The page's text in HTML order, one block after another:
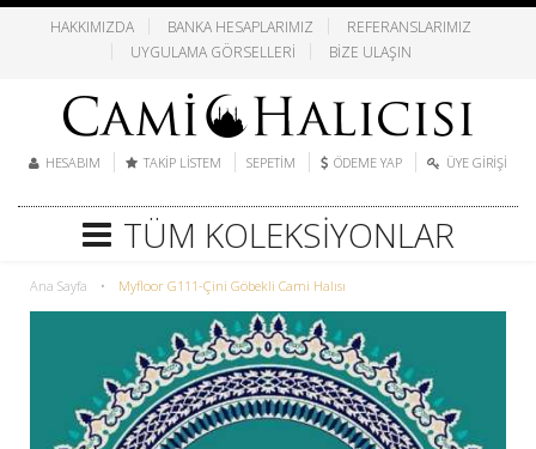
HAKKIMIZDA BANKA HESAPLARIMIZ
REFERANSLARIMIZ
UYGULAMA GÖRSELLERI
BIZE ULAŞIN
HESABIM TAKIP LISTEM SEPETIM ÖDEME YAP ÜYE GIRIŞI
TÜM KOLEKSIYONLAR
Ana Sayfa • Myfloor G111-Çini Göbekli Cami Halısı